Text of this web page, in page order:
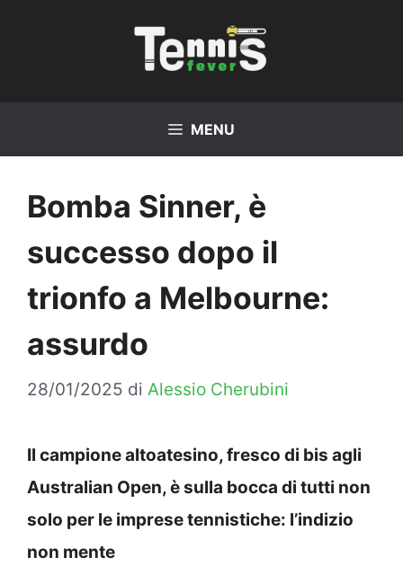
MENU
Bomba Sinner, è
successo dopo il
trionfo a Melbourne:
assurdo
28/01/2025 di Alessio Cherubini
Il campione altoatesino, fresco di bis agli
Australian Open, è sulla bocca di tutti non
solo per le imprese tennistiche: l’indizio
non mente